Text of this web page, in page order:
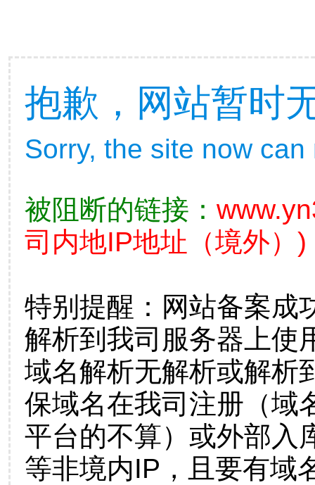
抱歉，网站暂时
Sorry, the site now
被阻断的链接：
司内地IP地址（境外）)
特别提醒：网站备案成
解析到我司服务器上使
域名解析无解析或解析
保域名在我司注册（域
平台的不算）或外部入
等非境内IP，且要有域